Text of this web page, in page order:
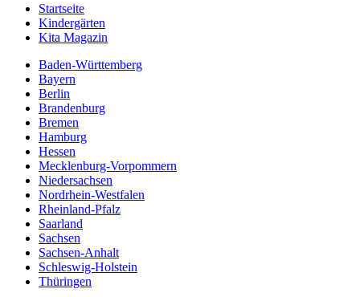
Startseite
Kindergärten
Kita Magazin
Baden-Württemberg
Bayern
Berlin
Brandenburg
Bremen
Hamburg
Hessen
Mecklenburg-Vorpommern
Niedersachsen
Nordrhein-Westfalen
Rheinland-Pfalz
Saarland
Sachsen
Sachsen-Anhalt
Schleswig-Holstein
Thüringen